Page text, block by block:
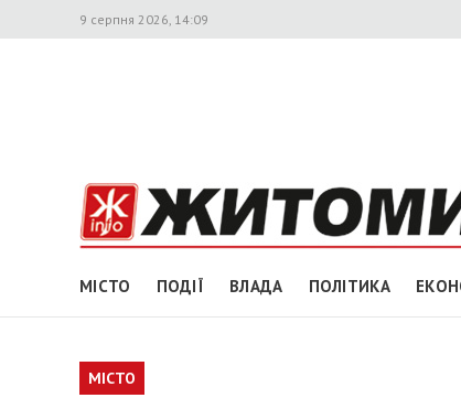
9 серпня 2026, 14:09
МІСТО ПОДІЇ ВЛАДА ПОЛІТИКА
МІСТО